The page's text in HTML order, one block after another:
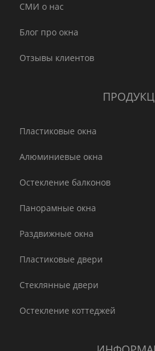
СМИ о нас
Блог про окна
Отзывы клиентов
Пластиковые окна
Алюминиевые окна
Остекление балконов
Панорамные окна
Раздвижные окна
Пластиковые двери
Стеклянные двери
Остекление коттеджей